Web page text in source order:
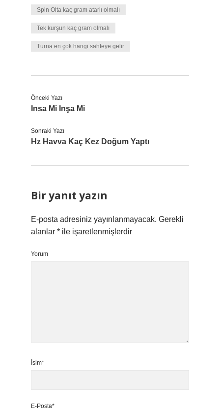
Spin Olta kaç gram atarlı olmalı
Tek kurşun kaç gram olmalı
Turna en çok hangi sahteye gelir
Önceki Yazı
Insa Mi Inşa Mi
Sonraki Yazı
Hz Havva Kaç Kez Doğum Yaptı
Bir yanıt yazın
E-posta adresiniz yayınlanmayacak. Gerekli
alanlar * ile işaretlenmişlerdir
Yorum
İsim*
E-Posta*